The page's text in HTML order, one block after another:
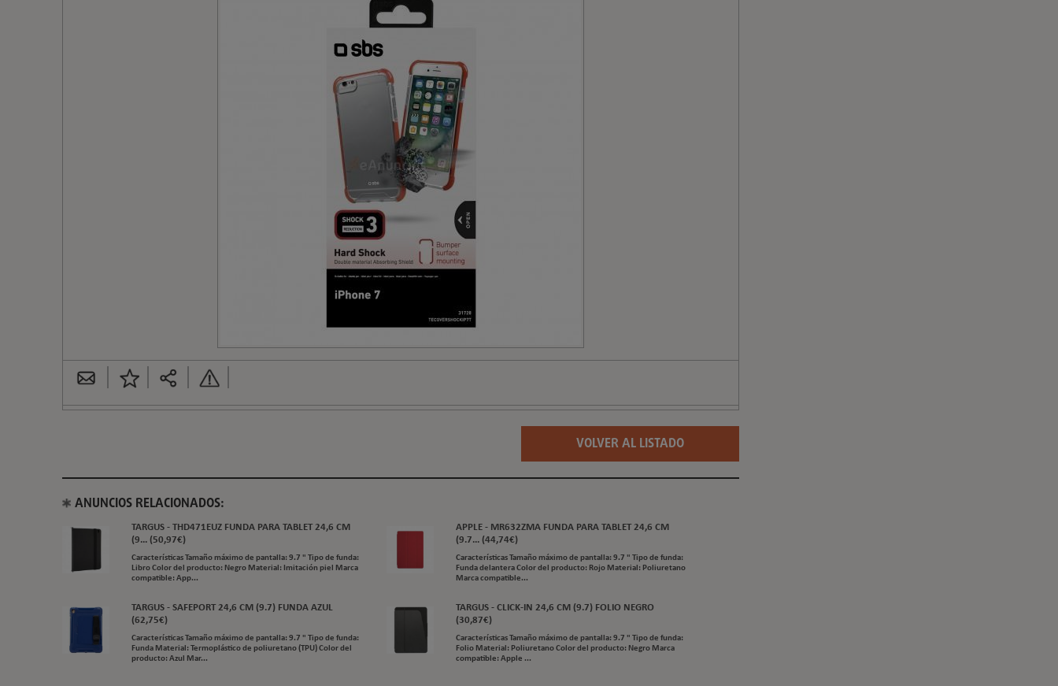
VOLVER AL LISTADO
ANUNCIOS RELACIONADOS:
TARGUS - THD471EUZ FUNDA PARA TABLET 24,6 CM
(9... (50,97€)
Características Tamaño máximo de pantalla: 9.7 " Tipo de funda:
Libro Color del producto: Negro Material: Imitación piel Marca
compatible: App...
APPLE - MR632ZMA FUNDA PARA TABLET 24,6 CM
(9.7... (44,74€)
Características Tamaño máximo de pantalla: 9.7 " Tipo de funda:
Funda delantera Color del producto: Rojo Material: Poliuretano
Marca compatible...
TARGUS - SAFEPORT 24,6 CM (9.7) FUNDA AZUL
(62,75€)
Características Tamaño máximo de pantalla: 9.7 " Tipo de funda:
Funda Material: Termoplástico de poliuretano (TPU) Color del
producto: Azul Mar...
TARGUS - CLICK-IN 24,6 CM (9.7) FOLIO NEGRO
(30,87€)
Características Tamaño máximo de pantalla: 9.7 " Tipo de funda:
Folio Material: Poliuretano Color del producto: Negro Marca
compatible: Apple ...